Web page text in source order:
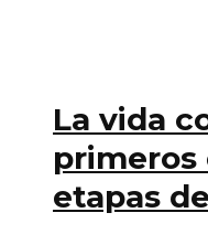
La vida
primeros
etapas